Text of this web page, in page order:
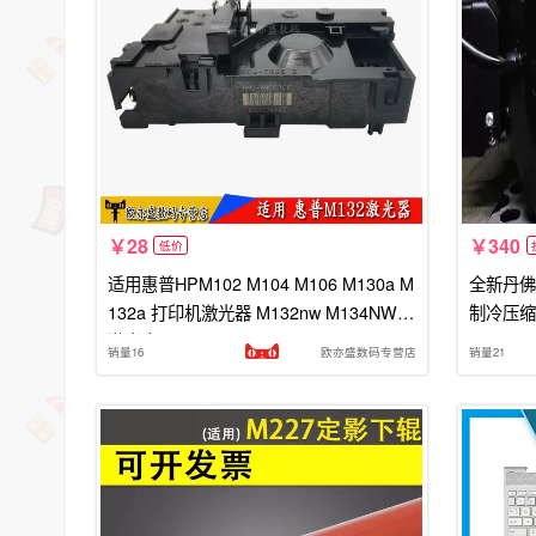
28 低价
适用惠普HPM102 M104 M106 M130a M
132a 打印机激光器 M132nw M134NW
激光盒 RM2-6905
销量16 欧亦盛数码专营店
340
全新丹
制冷压
销量21